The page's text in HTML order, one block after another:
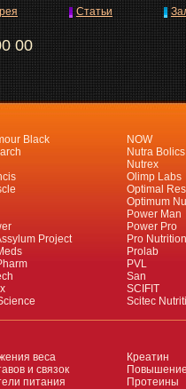
00
Статьи
Black
Project
NOW
Nutra Bolics
Nutrex
Olimp Labs
Optimal
Optimum
Power Man
Power Pro
Pro Nutrition
Prolab
PVL
San
SCIFIT
Scitec
веса
и связок
питания
Креатин
Протеины